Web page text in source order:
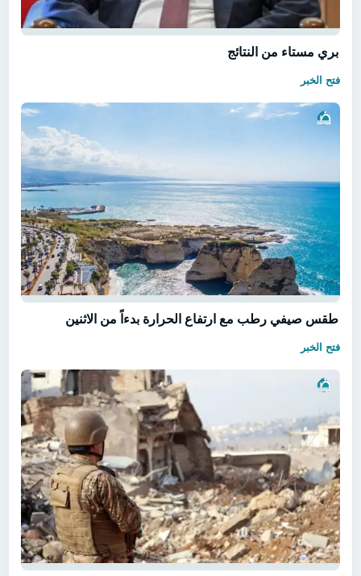
بري مستاء من النتائج
فتح الخبر
طقس صيفي رطب مع ارتفاع الحرارة بدءاً من الاثنين
فتح الخبر